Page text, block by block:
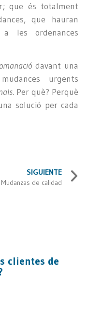
que és totalment
que hauran
les ordenances
davant una
urgents
Per què? Perquè
solució per cada
SIGUIENTE
Mudanzas de calidad
clientes de